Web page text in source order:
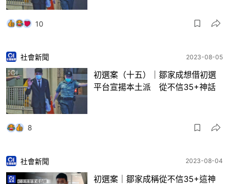
10
社會新聞 2023-08-05
初選案（十五）｜鄒家成想借初選
平台宣揚本土派 從不信35+神話
8
社會新聞 2023-08-04
初選案｜鄒家成稱從不信35+這神